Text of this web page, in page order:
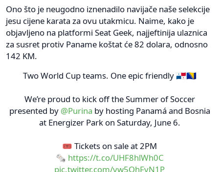
Ono što je neugodno iznenadilo navijače naše selekcije
jesu cijene karata za ovu utakmicu. Naime, kako je
objavljeno na platformi Seat Geek, najjeftinija ulaznica
za susret protiv Paname koštat će 82 dolara, odnosno
142 KM.
Two World Cup teams. One epic friendly 🇵🇦🇧🇦
We’re proud to kick off the Summer of Soccer
presented by @Purina by hosting Panamá and Bosnia
at Energizer Park on Saturday, June 6.
🎟️ Tickets on sale at 2PM
🗞️ https://t.co/UHF8hlWh0C
pic.twitter.com/vw5QhFvN1P